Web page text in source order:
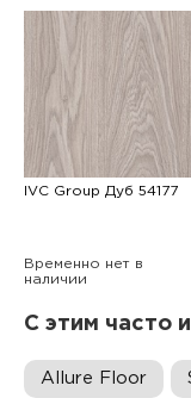
IVC Group Дуб 54177
Временно нет в
наличии
С этим часто
Allure Floor